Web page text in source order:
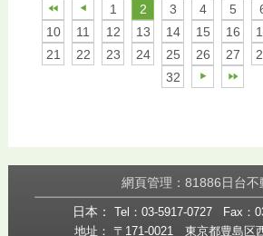
1 2 3 4 5
10
11 12 13 14 15 16
21
22 23 24 25 26 27
32
網頁管理：81886日台不
日本：
Tel：03-5917-0727
Fax：
地址： 〒171-0021 東京都豊島区